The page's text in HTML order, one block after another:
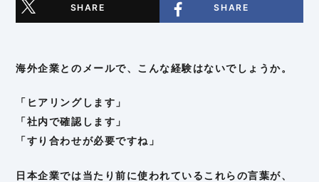
SHARE SHARE
海外企業とのメールで、こんな経験はないでしょうか。
「ヒアリングします」
「社内で確認します」
「すり合わせが必要ですね」
日本企業では当たり前に使われているこれらの言葉が、